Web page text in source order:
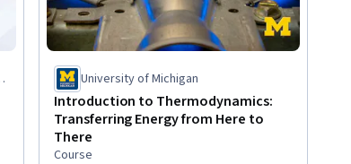
University of Michigan
Introduction to Thermodynamics:
Transferring Energy from Here to
There
Course